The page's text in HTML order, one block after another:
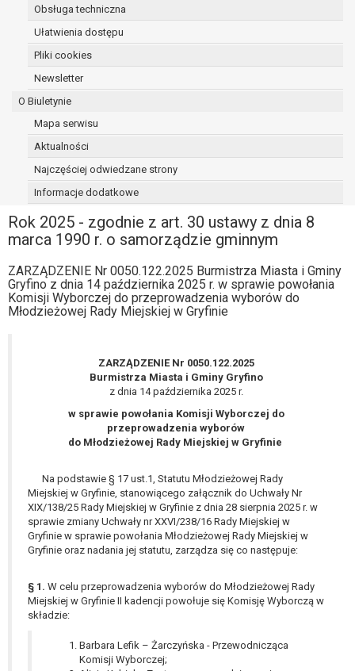
Obsługa techniczna
Ułatwienia dostępu
Pliki cookies
Newsletter
O Biuletynie
Mapa serwisu
Aktualności
Najczęściej odwiedzane strony
Informacje dodatkowe
Rok 2025 - zgodnie z art. 30 ustawy z dnia 8
marca 1990 r. o samorządzie gminnym
ZARZĄDZENIE Nr 0050.122.2025 Burmistrza Miasta i Gminy
Gryfino z dnia 14 października 2025 r. w sprawie powołania
Komisji Wyborczej do przeprowadzenia wyborów do
Młodzieżowej Rady Miejskiej w Gryfinie
ZARZĄDZENIE Nr 0050.122.2025
Burmistrza Miasta i Gminy Gryfino
z dnia 14 października 2025 r.
w sprawie powołania Komisji Wyborczej do
przeprowadzenia wyborów
do Młodzieżowej Rady Miejskiej w Gryfinie
Na podstawie § 17 ust.1, Statutu Młodzieżowej Rady
Miejskiej w Gryfinie, stanowiącego załącznik do Uchwały Nr
XIX/138/25 Rady Miejskiej w Gryfinie z dnia 28 sierpnia 2025 r. w
sprawie zmiany Uchwały nr XXVI/238/16 Rady Miejskiej w
Gryfinie w sprawie powołania Młodzieżowej Rady Miejskiej w
Gryfinie oraz nadania jej statutu, zarządza się co następuje:
§ 1. W celu przeprowadzenia wyborów do Młodzieżowej Rady
Miejskiej w Gryfinie II kadencji powołuje się Komisję Wyborczą w
składzie:
Barbara Lefik – Żarczyńska - Przewodnicząca
Komisji Wyborczej;
osoba, której dane dotyczą, wniosła
sprzeciw wobec przetwarzania
danych - do czasu ustalenia czy
prawnie uzasadnione podstawy po
podstawie art. 20 RODO, w przypadku gdy
przetwarzanie danych odbywa się na
której dane dotyczą lub na podstawie
zgody wyrażonej przez tą osobę,
przetwarzanie odbywa się w sposób
prawo sprzeciwu wobec przetwarzania
danych na podstawie art. 21 RODO, wobec
przetwarzania danych osobowych, którego
wykonania zadania realizowanego w
interesie publicznym lub w ramach
sprawowania władzy publicznej
powierzonej administratorowi bądź
niezbędność przetwarzania do celów
wynikających z prawnie
realizowanych przez administratora
lub przez stronę trzecią.
Z przyczyn związanych z Pani/Pana
szczególną sytuacją. W razie wniesienia
sprzeciwu, administrator nie może już
że wykaże on istnienie ważnych prawnie
uzasadnionych podstaw do przetwarzania,
wolności osoby, której dane dotyczą, lub
podstaw do ustalenia, dochodzenia lub